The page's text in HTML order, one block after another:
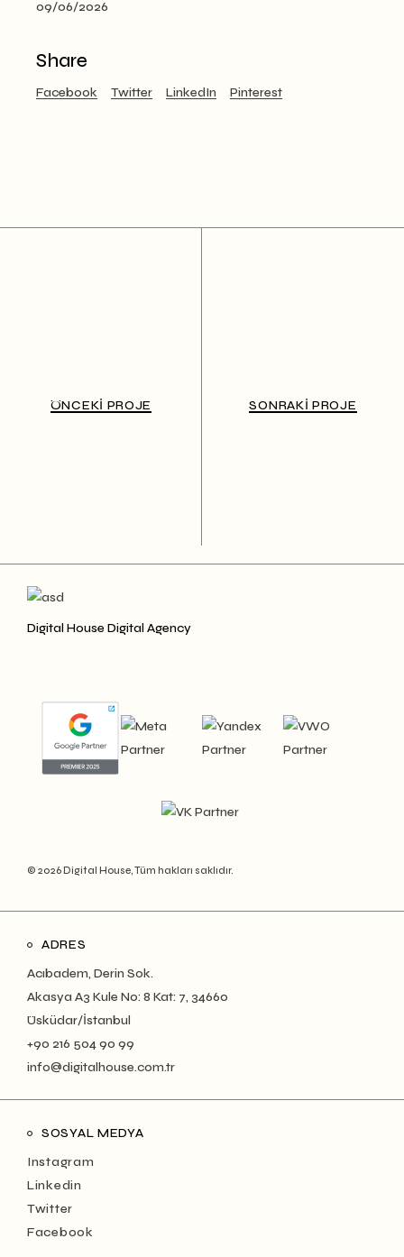
09/06/2026
Share
Facebook Twitter LinkedIn Pinterest
ÖNCEKI PROJE SONRAKI PROJE
Digital House Digital Agency
© 2026 Digital House, Tüm hakları saklıdır.
ADRES
Acıbadem, Derin Sok.
Akasya A3 Kule No: 8 Kat: 7, 34660
Üsküdar/İstanbul
+90 216 504 90 99
info@digitalhouse.com.tr
SOSYAL MEDYA
Instagram
Linkedin
Twitter
Facebook